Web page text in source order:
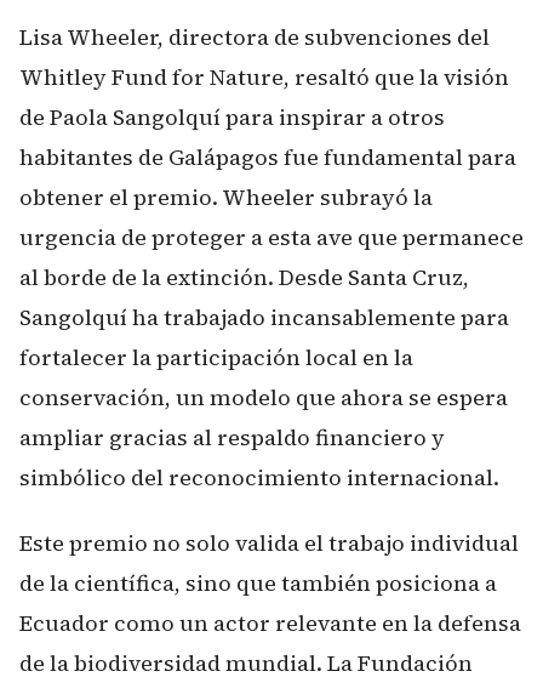
Lisa Wheeler, directora de subvenciones del
Whitley Fund for Nature, resaltó que la visión
de Paola Sangolquí para inspirar a otros
habitantes de Galápagos fue fundamental para
obtener el premio. Wheeler subrayó la
urgencia de proteger a esta ave que permanece
al borde de la extinción. Desde Santa Cruz,
Sangolquí ha trabajado incansablemente para
fortalecer la participación local en la
conservación, un modelo que ahora se espera
ampliar gracias al respaldo financiero y
simbólico del reconocimiento internacional.
Este premio no solo valida el trabajo individual
de la científica, sino que también posiciona a
Ecuador como un actor relevante en la defensa
de la biodiversidad mundial. La Fundación